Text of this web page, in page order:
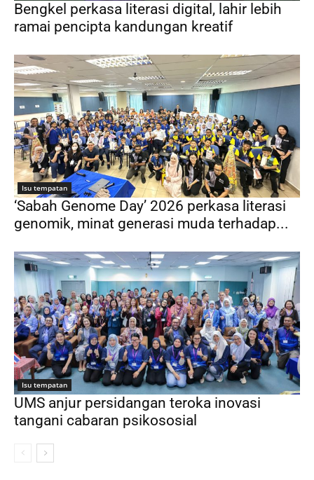
Bengkel perkasa literasi digital, lahir lebih
ramai pencipta kandungan kreatif
Isu tempatan
‘Sabah Genome Day’ 2026 perkasa literasi
genomik, minat generasi muda terhadap...
Isu tempatan
UMS anjur persidangan teroka inovasi
tangani cabaran psikososial